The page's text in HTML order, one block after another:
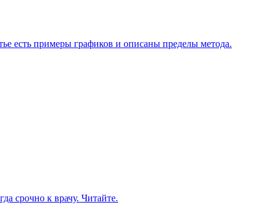
есть примеры графиков и описаны пределы метода.
срочно к врачу. Читайте.